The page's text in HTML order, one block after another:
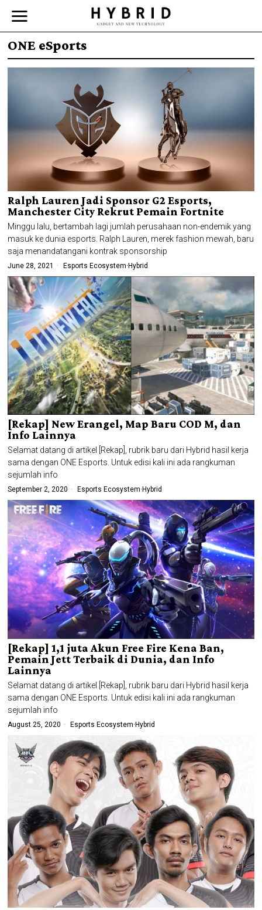
ONE eSports
Ralph Lauren Jadi Sponsor G2 Esports,
Manchester City Rekrut Pemain Fortnite
Minggu lalu, bertambah lagi jumlah perusahaan non-endemik yang
masuk ke dunia esports. Ralph Lauren, merek fashion mewah, baru
saja menandatangani kontrak sponsorship
June 28, 2021 Esports Ecosystem·Hybrid
[Rekap] New Erangel, Map Baru COD M, dan
Info Lainnya
Selamat datang di artikel [Rekap], rubrik baru dari Hybrid hasil kerja
sama dengan ONE Esports. Untuk edisi kali ini ada rangkuman
sejumlah info
September 2, 2020 Esports Ecosystem· Hybrid
[Rekap] 1,1 juta Akun Free Fire Kena Ban,
Pemain Jett Terbaik di Dunia, dan Info
Lainnya
Selamat datang di artikel [Rekap], rubrik baru dari Hybrid hasil kerja
sama dengan ONE Esports. Untuk edisi kali ini ada rangkuman
sejumlah info
August 25, 2020 Esports Ecosystem· Hybrid